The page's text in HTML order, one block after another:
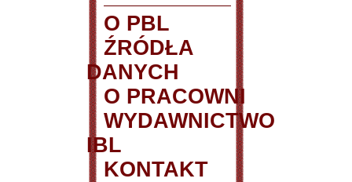
O PBL
ŹRÓDŁA
DANYCH
O PRACOWNI
WYDAWNICTWO
IBL
KONTAKT